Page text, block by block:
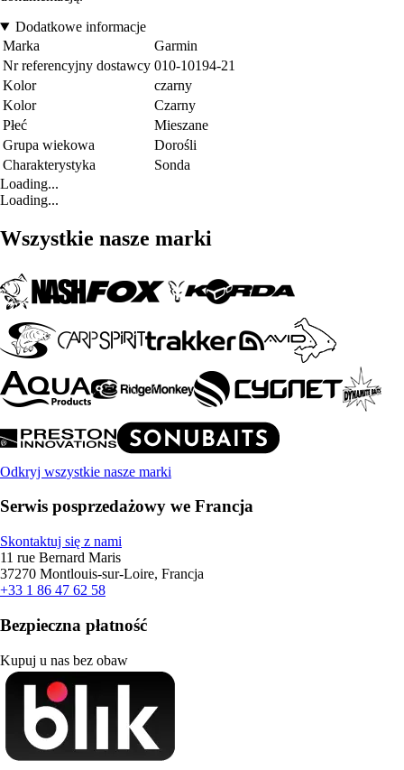
Dodatkowe informacje
Marka
Garmin
Nr referencyjny dostawcy 010-10194-21
Kolor
czarny
Kolor
Czarny
Płeć
Mieszane
Grupa wiekowa
Dorośli
Charakterystyka
Sonda
Loading...
Loading...
Wszystkie nasze marki
Odkryj wszystkie nasze marki
Serwis posprzedażowy we Francja
Skontaktuj się z nami
11 rue Bernard Maris
37270 Montlouis-sur-Loire, Francja
+33 1 86 47 62 58
Bezpieczna płatność
Kupuj u nas bez obaw